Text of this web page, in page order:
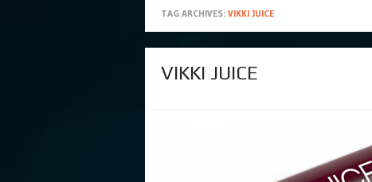
TAG ARCHIVES: VIKKI JUICE
VIKKI JUICE